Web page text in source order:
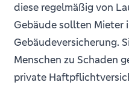
diese regelmäßig von
Gebäude sollten Mieter
Gebäudeversicherung.
Menschen zu Schaden
private